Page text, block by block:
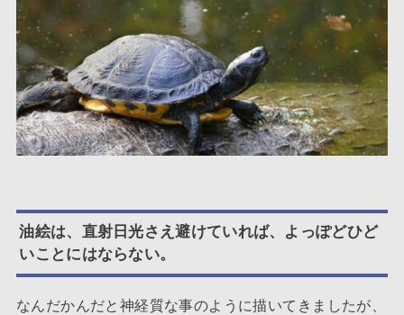
油絵は、直射日光さえ避けていれば、よっぽどひど
いことにはならない。
なんだかんだと神経質な事のように描いてきましたが、